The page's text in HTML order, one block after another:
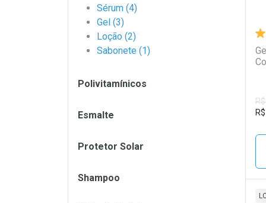
R$
Sérum (4)
Gel (3)
Loção (2)
Sabonete (1)
Polivitamínicos
Esmalte
Protetor Solar
Shampoo